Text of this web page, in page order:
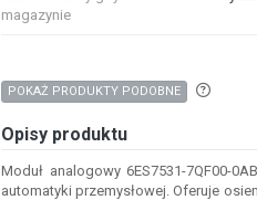
magazynie
POKAŻ PRODUKTY PODOBNE
Opisy produktu
Moduł analogowy 6ES7531-7QF00-
automatyki przemysłowej. Oferuje